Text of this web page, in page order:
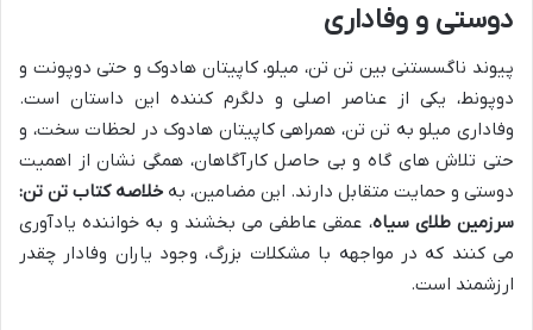
دوستی و وفاداری
پیوند ناگسستنی بین تن تن، میلو، کاپیتان هادوک و حتی دوپونت و
دوپونط، یکی از عناصر اصلی و دلگرم کننده این داستان است.
وفاداری میلو به تن تن، همراهی کاپیتان هادوک در لحظات سخت، و
حتی تلاش های گاه و بی حاصل کارآگاهان، همگی نشان از اهمیت
دوستی و حمایت متقابل دارند. این مضامین، به خلاصه کتاب تن تن:
سرزمین طلای سیاه، عمقی عاطفی می بخشند و به خواننده یادآوری
می کنند که در مواجهه با مشکلات بزرگ، وجود یاران وفادار چقدر
ارزشمند است.